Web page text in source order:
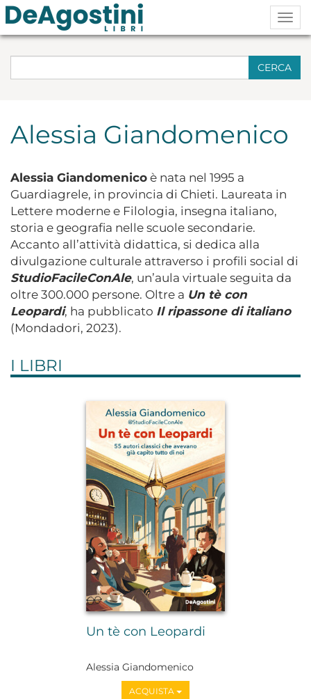
CERCA
Alessia Giandomenico
Alessia Giandomenico è nata nel 1995 a
Guardiagrele, in provincia di Chieti. Laureata in
Lettere moderne e Filologia, insegna italiano,
storia e geografia nelle scuole secondarie.
Accanto all’attività didattica, si dedica alla
divulgazione culturale attraverso i profili social di
StudioFacileConAle, un’aula virtuale seguita da
oltre 300.000 persone. Oltre a Un tè con
Leopardi, ha pubblicato Il ripassone di italiano
(Mondadori, 2023).
I LIBRI
Un tè con Leopardi
Alessia Giandomenico
ACQUISTA